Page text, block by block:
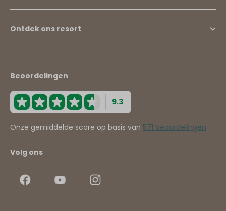
Ontdek ons resort
Beoordelingen
9.3
Onze gemiddelde score op basis van 571 beoordelingen
Volg ons